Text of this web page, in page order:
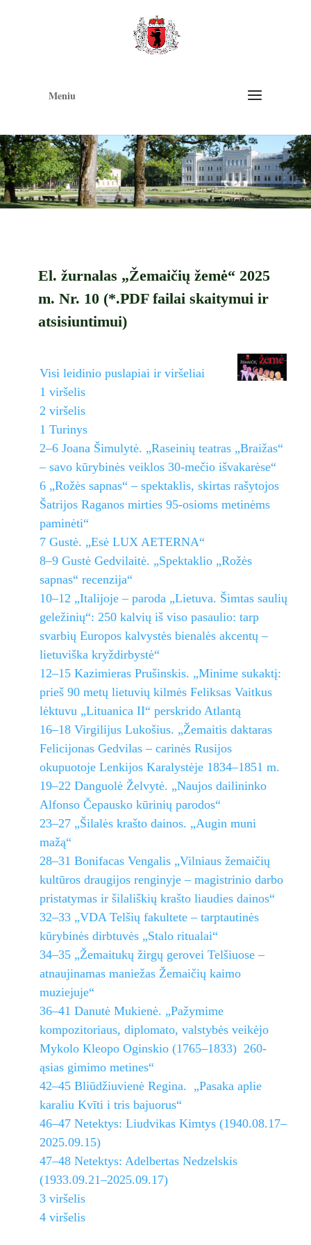
Meniu
El. žurnalas „Žemaičių žemė“ 2025
m. Nr. 10 (*.PDF failai skaitymui ir
atsisiuntimui)
Visi leidinio puslapiai ir viršeliai
1 viršelis
2 viršelis
1 Turinys
2–6 Joana Šimulytė. „Raseinių teatras „Braižas“
– savo kūrybinės veiklos 30-mečio išvakarėse“
6 „Rožės sapnas“ – spektaklis, skirtas rašytojos
Šatrijos Raganos mirties 95-osioms metinėms
paminėti“
7 Gustė. „Esė LUX AETERNA“
8–9 Gustė Gedvilaitė. „Spektaklio „Rožės
sapnas“ recenzija“
10–12 „Italijoje – paroda „Lietuva. Šimtas saulių
geležinių“: 250 kalvių iš viso pasaulio: tarp
svarbių Europos kalvystės bienalės akcentų –
lietuviška kryždirbystė“
12–15 Kazimieras Prušinskis. „Minime sukaktį:
prieš 90 metų lietuvių kilmės Feliksas Vaitkus
lėktuvu „Lituanica II“ perskrido Atlantą
16–18 Virgilijus Lukošius. „Žemaitis daktaras
Felicijonas Gedvilas – carinės Rusijos
okupuotoje Lenkijos Karalystėje 1834–1851 m.
19–22 Danguolė Želvytė. „Naujos dailininko
Alfonso Čepausko kūrinių parodos“
23–27 „Šilalės krašto dainos. „Augin muni
mažą“
28–31 Bonifacas Vengalis „Vilniaus žemaičių
kultūros draugijos renginyje – magistrinio darbo
pristatymas ir šilališkių krašto liaudies dainos“
32–33 „VDA Telšių fakultete – tarptautinės
kūrybinės dirbtuvės „Stalo ritualai“
34–35 „Žemaitukų žirgų gerovei Telšiuose –
atnaujinamas maniežas Žemaičių kaimo
muziejuje“
36–41 Danutė Mukienė. „Pažymime
kompozitoriaus, diplomato, valstybės veikėjo
Mykolo Kleopo Oginskio (1765–1833) 260-
ąsias gimimo metines“
42–45 Bliūdžiuvienė Regina. „Pasaka aplie
karaliu Kvīti i tris bajuorus“
46–47 Netektys: Liudvikas Kimtys (1940.08.17–
2025.09.15)
47–48 Netektys: Adelbertas Nedzelskis
(1933.09.21–2025.09.17)
3 viršelis
4 viršelis